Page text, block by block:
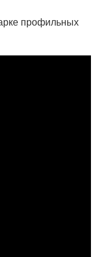
профильных